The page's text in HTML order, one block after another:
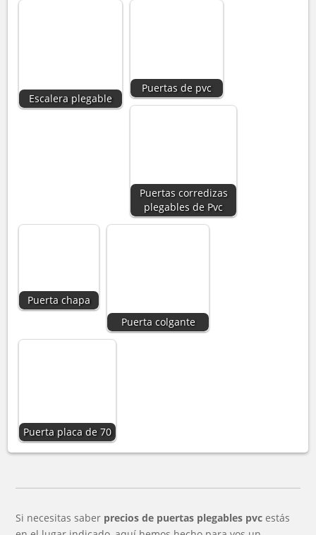
Escalera plegable
Puertas de pvc
Puertas corredizas
plegables de Pvc
Puerta chapa
Puerta colgante
Puerta placa de 70
Si necesitas saber precios de puertas plegables pvc estás